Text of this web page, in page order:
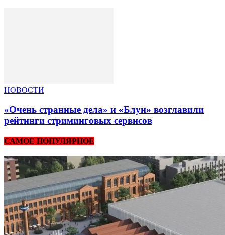
НОВОСТИ
«Очень странные дела» и «Блуи» возглавили
рейтинги стриминговых сервисов
САМОЕ ПОПУЛЯРНОЕ